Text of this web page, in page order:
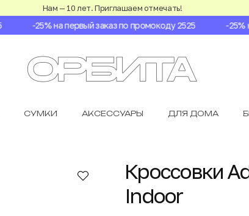
Нам — 10 лет. Приглашаем отмечать!
-25% на первый заказ по промокоду 2525 -25%
СУМКИ АКСЕССУАРЫ ДЛЯ ДОМА
Кроссовки
Indoor